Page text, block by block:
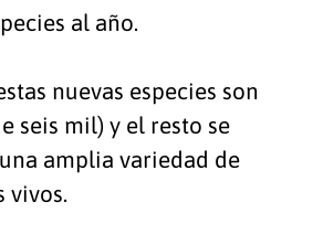
al año.
nuevas especies son
seis mil) y el resto se
amplia variedad de
vivos.